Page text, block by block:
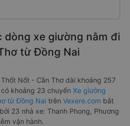
dòng xe giường nằm đi
từ Đồng Nai
Nốt - Cần Thơ dài khoảng 257
khoảng 23 chuyến Xe giường
từ Đồng Nai trên Vexere.com bắt
23 nhà xe: Thanh Phong, Phương
vận hành.